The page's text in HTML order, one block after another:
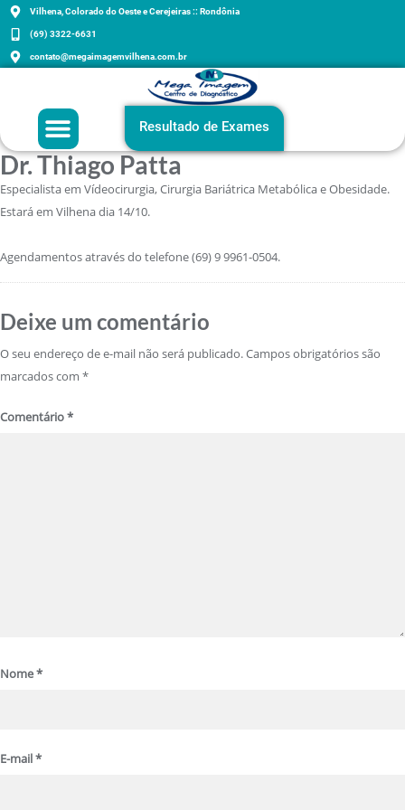
Vilhena, Colorado do Oeste e Cerejeiras :: Rondônia
(69) 3322-6631
contato@megaimagemvilhena.com.br
Resultado de Exames
Dr. Thiago Patta
Especialista em Vídeocirurgia, Cirurgia Bariátrica Metabólica e Obesidade.
Estará em Vilhena dia 14/10.
Agendamentos através do telefone (69) 9 9961-0504.
Deixe um comentário
O seu endereço de e-mail não será publicado.Campos obrigatórios são
marcados com *
Comentário*
Nome*
E-mail*